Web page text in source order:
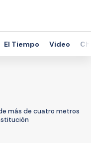
El Tiempo Video
más de cuatro metros